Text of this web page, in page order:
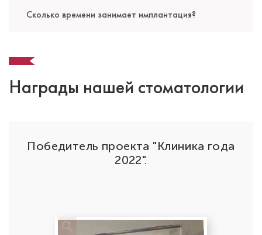
Стоматолог-ортопед
Специальность: ортопедия
Сколько времени занимает имплантация?
Награды нашей стоматологии
Победитель проекта "Клиника года
2022".